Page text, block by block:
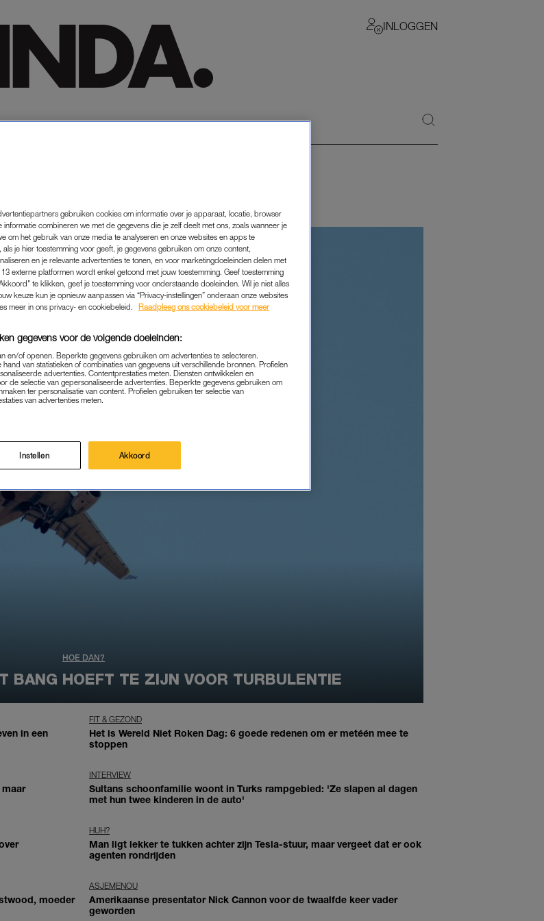
INLOGGEN
LIFESTYLE
LIFESTYLE PREMIUM
PREMIUM SHOP
SHOP MEER
MEER
HOE DAN?
BANG HOEFT TE ZIJN VOOR TURBULENTIE
in een
FIT & GEZOND
Het is Wereld Niet Roken Dag: 6 goede redenen om er metéén mee te
stoppen
INTERVIEW
Sultans schoonfamilie woont in Turks rampgebied: 'Ze slapen al dagen
met hun twee kinderen in de auto'
HUH?
Man ligt lekker te tukken achter zijn Tesla-stuur, maar vergeet dat er ook
agenten rondrijden
moeder
ASJEMENOU
Amerikaanse presentator Nick Cannon voor de twaalfde keer vader
geworden
gebruiken cookies om informatie over je apparaat, locatie, browser
combineren we met de gegevens die je zelf deelt met ons, zoals wanneer je
om het gebruik van onze media te analyseren en onze websites en apps te
je hier toestemming voor geeft, je gegevens gebruiken om onze content,
en je relevante advertenties te tonen, en voor marketingdoeleinden delen met
externe platformen wordt enkel getoond met jouw toestemming. Geef toestemming
te klikken, geef je toestemming voor onderstaande doeleinden. Wil je niet alles
keuze kun je opnieuw aanpassen via “Privacy-instellingen” onderaan onze websites
meer in ons privacy- en cookiebeleid.
Raadpleeg ons cookiebeleid voor meer
gegevens voor de volgende doeleinden:
en/of openen. Beperkte gegevens gebruiken om advertenties te selecteren.
van statistieken of combinaties van gegevens uit verschillende bronnen. Profielen
advertenties. Contentprestaties meten. Diensten ontwikkelen en
de selectie van gepersonaliseerde advertenties. Beperkte gegevens gebruiken om
ter personalisatie van content. Profielen gebruiken ter selectie van
van advertenties meten.
Instellen Akkoord